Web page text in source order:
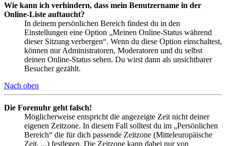
Wie kann ich verhindern, dass mein Benutzername in der
Online-Liste auftaucht?
In deinem persönlichen Bereich findest du in den
Einstellungen eine Option „Meinen Online-Status während
dieser Sitzung verbergen“. Wenn du diese Option einschaltest,
können nur Administratoren, Moderatoren und du selbst
deinen Online-Status sehen. Du wirst dann als unsichtbarer
Besucher gezählt.
Nach oben
Die Forenuhr geht falsch!
Möglicherweise entspricht die angezeigte Zeit nicht deiner
eigenen Zeitzone. In diesem Fall solltest du im „Persönlichen
Bereich“ die für dich passende Zeitzone (Mitteleuropäische
Zeit, ...) festlegen. Die Zeitzone kann dabei nur von